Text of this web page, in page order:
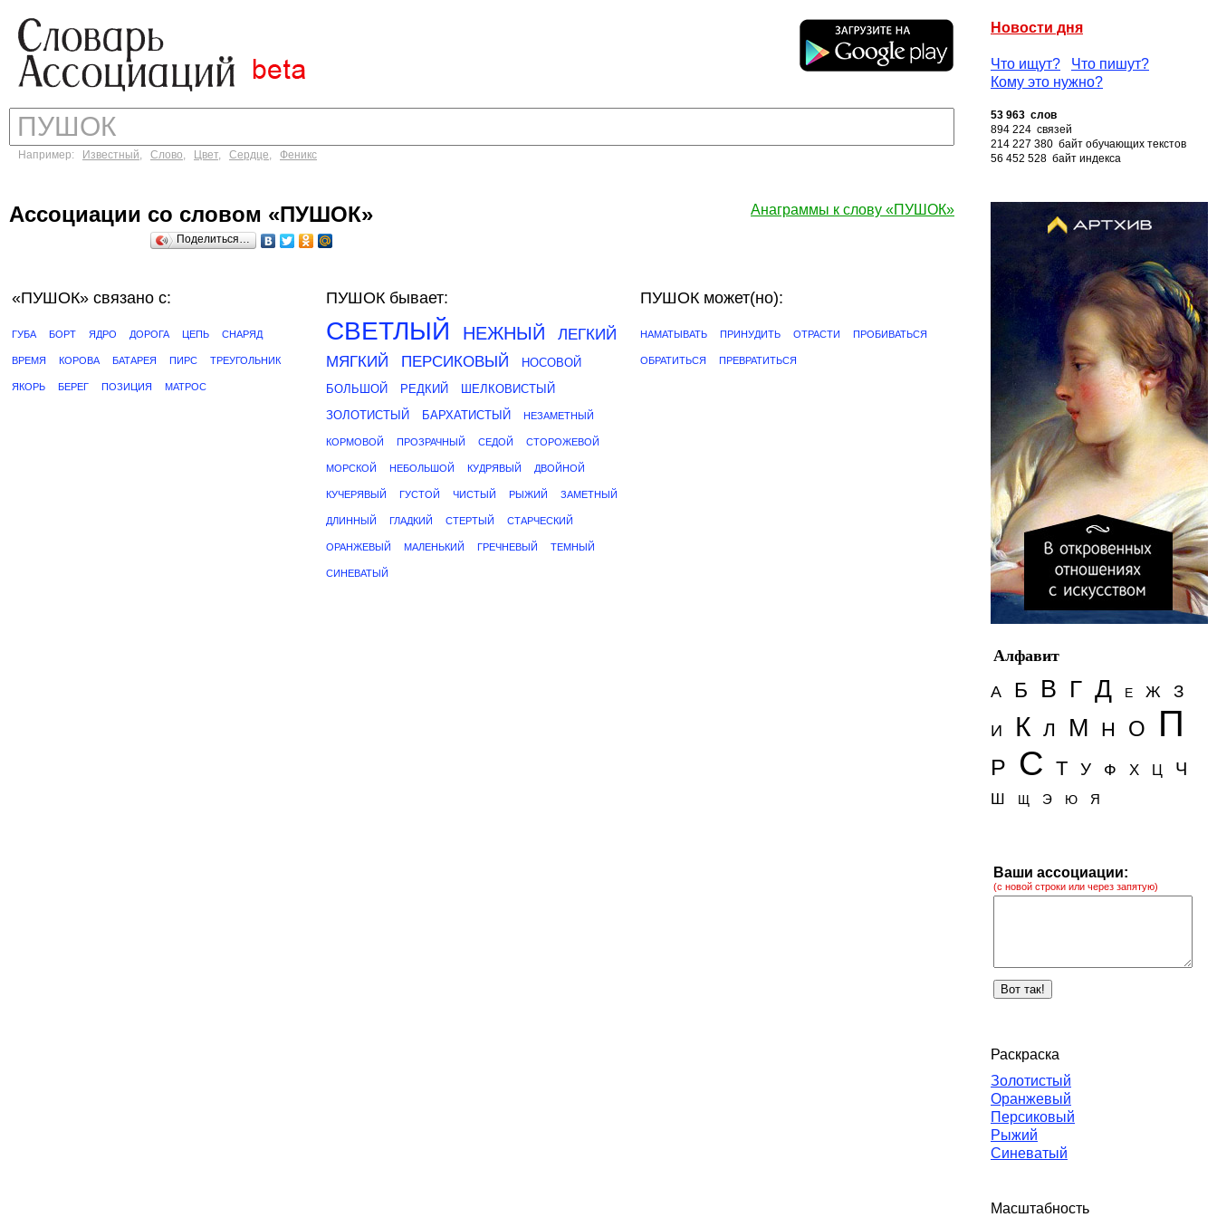
Новости дня
Что ищут?
Что пишут?
Кому это нужно?
Например: Известный, Слово, Цвет, Сердце, Феникс
53 963 слов
894 224 связей
214 227 380 байт обучающих текстов
56 452 528 байт индекса
Анаграммы к слову «ПУШОК»
Ассоциации со словом «ПУШОК»
Поделиться…
«ПУШОК» связано с:
ГУБА БОРТ ЯДРО ДОРОГА ЦЕПЬ СНАРЯД
ВРЕМЯ КОРОВА БАТАРЕЯ ПИРС ТРЕУГОЛЬНИК
ЯКОРЬ БЕРЕГ ПОЗИЦИЯ МАТРОС
ПУШОК бывает:
СВЕТЛЫЙ НЕЖНЫЙ
ЛЕГКИЙ
МЯГКИЙ
ПЕРСИКОВЫЙ
НОСОВОЙ
БОЛЬШОЙ
РЕДКИЙ
ШЕЛКОВИСТЫЙ
ЗОЛОТИСТЫЙ
БАРХАТИСТЫЙ НЕЗАМЕТНЫЙ
КОРМОВОЙ ПРОЗРАЧНЫЙ СЕДОЙ СТОРОЖЕВОЙ
МОРСКОЙ НЕБОЛЬШОЙ КУДРЯВЫЙ ДВОЙНОЙ
КУЧЕРЯВЫЙ ГУСТОЙ ЧИСТЫЙ РЫЖИЙ ЗАМЕТНЫЙ
ДЛИННЫЙ ГЛАДКИЙ СТЕРТЫЙ СТАРЧЕСКИЙ
ОРАНЖЕВЫЙ МАЛЕНЬКИЙ ГРЕЧНЕВЫЙ ТЕМНЫЙ
СИНЕВАТЫЙ
ПУШОК может(но):
НАМАТЫВАТЬ ПРИНУДИТЬ ОТРАСТИ ПРОБИВАТЬСЯ
ОБРАТИТЬСЯ ПРЕВРАТИТЬСЯ
Алфавит
А
Б В Г Д Е Ж З
И К Л М Н О П
Р С Т У Ф Х Ц Ч
Ш Щ Э Ю Я
Ваши ассоциации:
(с новой строки или через запятую)
Раскраска
Золотистый
Оранжевый
Персиковый
Рыжий
Синеватый
Масштабность